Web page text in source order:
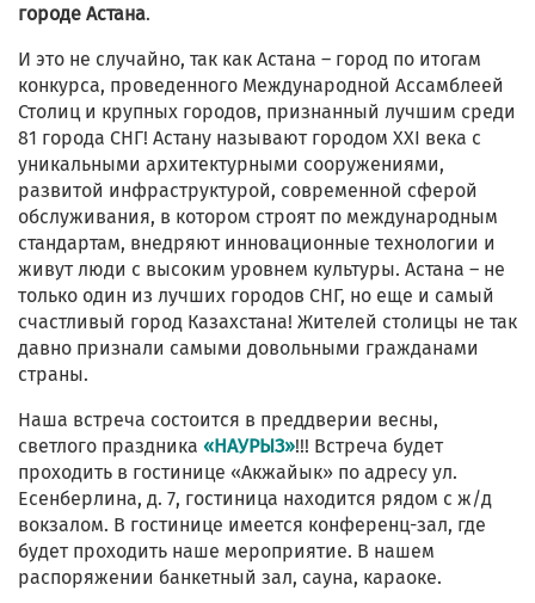
городе Астана.
И это не случайно, так как Астана – город по итогам
конкурса, проведенного Международной Ассамблеей
Столиц и крупных городов, признанный лучшим среди
81 города СНГ! Астану называют городом ХХI века с
уникальными архитектурными сооружениями,
развитой инфраструктурой, современной сферой
обслуживания, в котором строят по международным
стандартам, внедряют инновационные технологии и
живут люди с высоким уровнем культуры. Астана – не
только один из лучших городов СНГ, но еще и самый
счастливый город Казахстана! Жителей столицы не так
давно признали самыми довольными гражданами
страны.
Наша встреча состоится в преддверии весны,
светлого праздника «НАУРЫЗ»!!! Встреча будет
проходить в гостинице «Акжайык» по адресу ул.
Есенберлина, д. 7, гостиница находится рядом с ж/д
вокзалом. В гостинице имеется конференц-зал, где
будет проходить наше мероприятие. В нашем
распоряжении банкетный зал, сауна, караоке.